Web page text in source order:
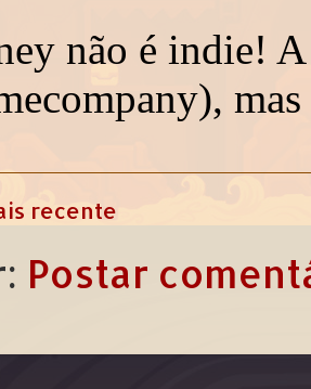
recente
Postar